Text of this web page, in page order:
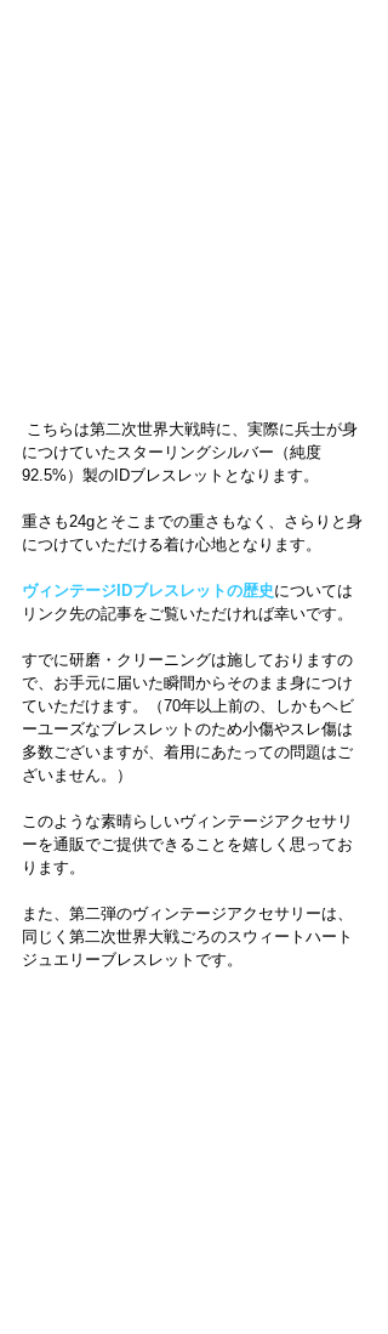
につけていたスターリングシルバー（純度
92.5%）製のIDブレスレットとなります。
重さも24gとそこまでの重さもなく、さらりと身
につけていただける着け心地となります。
ヴィンテージIDブレスレットの歴史については
リンク先の記事をご覧いただければ幸いです。
すでに研磨・クリーニングは施しておりますの
で、お手元に届いた瞬間からそのまま身につけ
ていただけます。（70年以上前の、しかもヘビ
ーユーズなブレスレットのため小傷やスレ傷は
多数ございますが、着用にあたっての問題はご
ざいません。）
このような素晴らしいヴィンテージアクセサリ
ーを通販でご提供できることを嬉しく思ってお
ります。
また、第二弾のヴィンテージアクセサリーは、
同じく第二次世界大戦ごろのスウィートハート
ジュエリーブレスレットです。